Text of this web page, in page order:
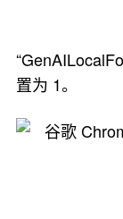
置为 1。